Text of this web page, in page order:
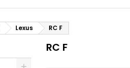
Lexus RC F
RC F